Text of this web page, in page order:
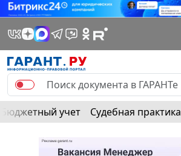
Бюджетный учет Судебная практика